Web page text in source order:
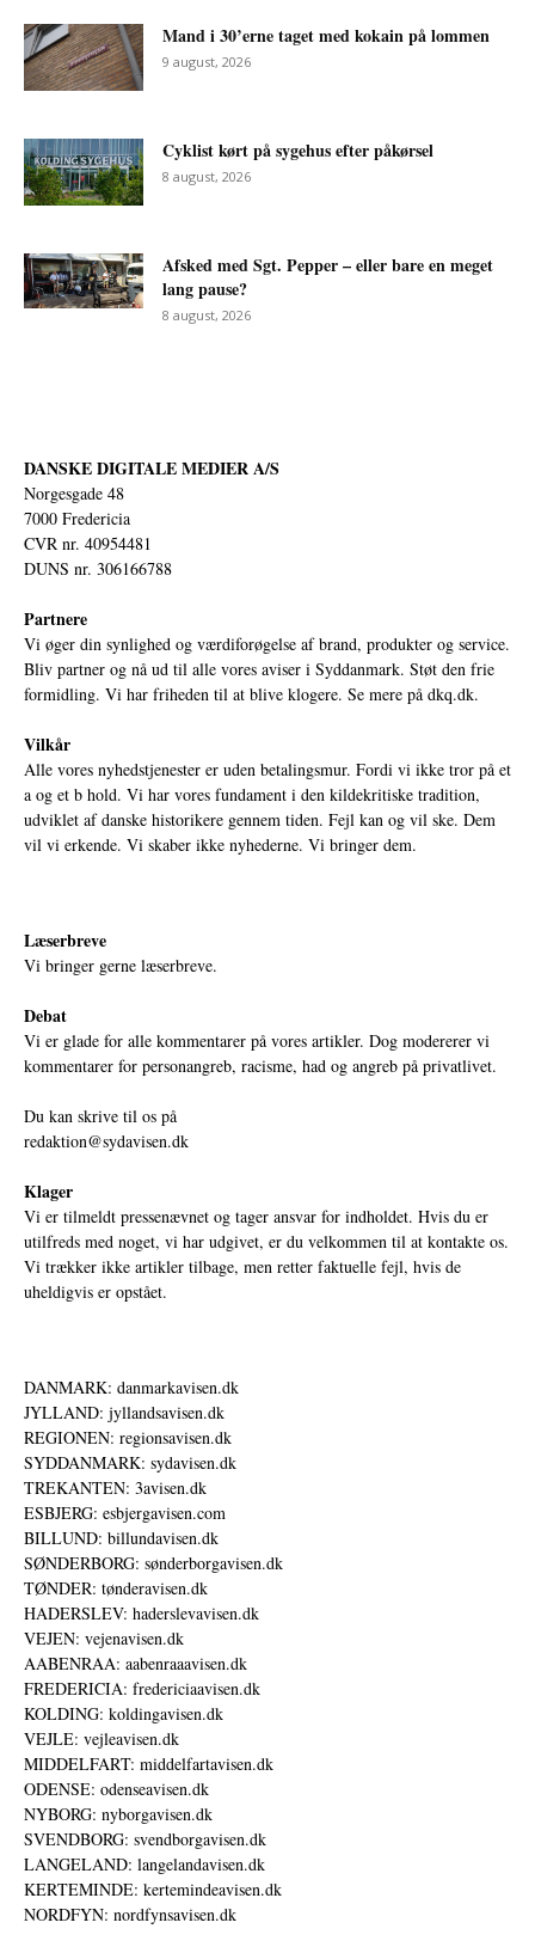
Mand i 30’erne taget med kokain på lommen
9 august, 2026
Cyklist kørt på sygehus efter påkørsel
8 august, 2026
Afsked med Sgt. Pepper – eller bare en meget
lang pause?
8 august, 2026
DANSKE DIGITALE MEDIER A/S
Norgesgade 48
7000 Fredericia
CVR nr. 40954481
DUNS nr. 306166788
Partnere
Vi øger din synlighed og værdiforøgelse af brand, produkter og service.
Bliv partner og nå ud til alle vores aviser i Syddanmark. Støt den frie
formidling. Vi har friheden til at blive klogere. Se mere på dkq.dk.
Vilkår
Alle vores nyhedstjenester er uden betalingsmur. Fordi vi ikke tror på et
a og et b hold. Vi har vores fundament i den kildekritiske tradition,
udviklet af danske historikere gennem tiden. Fejl kan og vil ske. Dem
vil vi erkende. Vi skaber ikke nyhederne. Vi bringer dem.
Læserbreve
Vi bringer gerne læserbreve.
Debat
Vi er glade for alle kommentarer på vores artikler. Dog modererer vi
kommentarer for personangreb, racisme, had og angreb på privatlivet.
Du kan skrive til os på
redaktion@sydavisen.dk
Klager
Vi er tilmeldt pressenævnet og tager ansvar for indholdet. Hvis du er
utilfreds med noget, vi har udgivet, er du velkommen til at kontakte os.
Vi trækker ikke artikler tilbage, men retter faktuelle fejl, hvis de
uheldigvis er opstået.
DANMARK: danmarkavisen.dk
JYLLAND: jyllandsavisen.dk
REGIONEN: regionsavisen.dk
SYDDANMARK: sydavisen.dk
TREKANTEN: 3avisen.dk
ESBJERG: esbjergavisen.com
BILLUND: billundavisen.dk
SØNDERBORG: sønderborgavisen.dk
TØNDER: tønderavisen.dk
HADERSLEV: haderslevavisen.dk
VEJEN: vejenavisen.dk
AABENRAA: aabenraaavisen.dk
FREDERICIA: fredericiaavisen.dk
KOLDING: koldingavisen.dk
VEJLE: vejleavisen.dk
MIDDELFART: middelfartavisen.dk
ODENSE: odenseavisen.dk
NYBORG: nyborgavisen.dk
SVENDBORG: svendborgavisen.dk
LANGELAND: langelandavisen.dk
KERTEMINDE: kertemindeavisen.dk
NORDFYN: nordfynsavisen.dk